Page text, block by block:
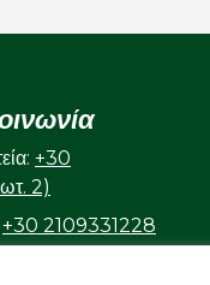
+30
2)
+30 2109331228